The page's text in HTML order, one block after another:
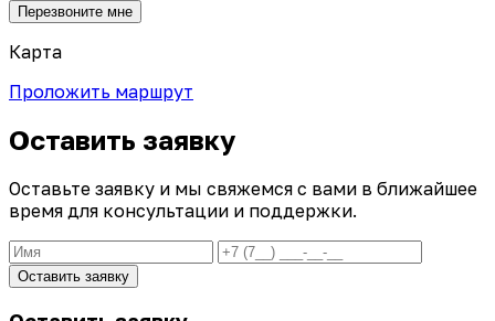
Перезвоните мне
Карта
Проложить маршрут
Оставить заявку
Оставьте заявку и мы свяжемся с вами в ближайшее
время для консультации и поддержки.
Оставить заявку